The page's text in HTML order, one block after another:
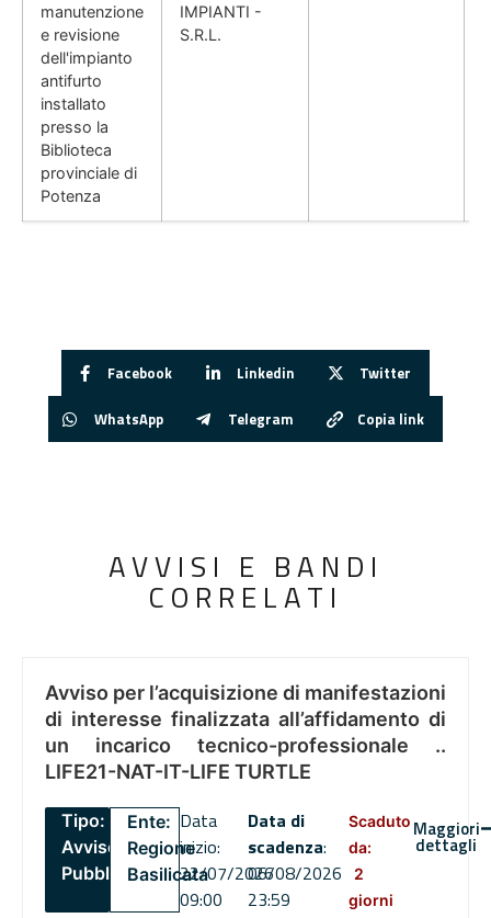
manutenzione
e revisione
dell'impianto
antifurto
installato
presso la
Biblioteca
provinciale di
Potenza
IMPIANTI -
S.R.L.
Facebook Linkedin Twitter
WhatsApp Telegram Copia link
AVVISI E BANDI
CORRELATI
Avviso per l’acquisizione di manifestazioni
di interesse finalizzata all’affidamento di
un incarico tecnico-professionale ..
LIFE21-NAT-IT-LIFE TURTLE
Tipo:
Avviso
Pubblico
Ente:
Regione
Basilicata
Data
inizio:
22/07/2026
09:00
Data di
scadenza:
06/08/2026
23:59
Scaduto
da:
2
giorni
Maggiori
dettagli